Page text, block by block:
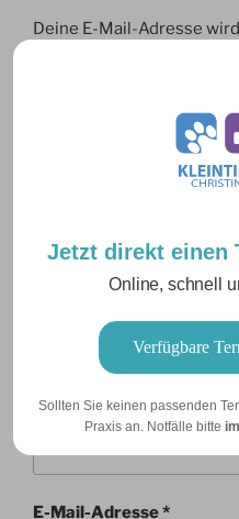
Jetzt direkt einen
Online, schnell
Verfügbare
Sollten Sie keinen passenden
Praxis an. Notfälle bitte
Deine E-Mail-Adresse
Name *
E-Mail-Adresse*